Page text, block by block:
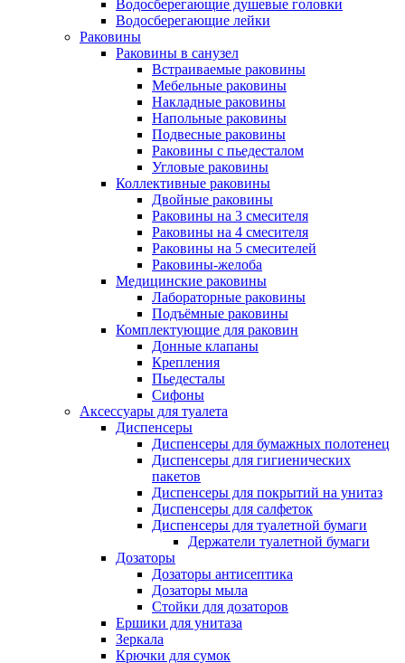
Водосберегающие душевые головки
Водосберегающие лейки
Раковины
Раковины в санузел
Встраиваемые раковины
Мебельные раковины
Накладные раковины
Напольные раковины
Подвесные раковины
Раковины с пьедесталом
Угловые раковины
Коллективные раковины
Двойные раковины
Раковины на 3 смесителя
Раковины на 4 смесителя
Раковины на 5 смесителей
Раковины-желоба
Медицинские раковины
Лабораторные раковины
Подъёмные раковины
Комплектующие для раковин
Донные клапаны
Крепления
Пьедесталы
Сифоны
Аксессуары для туалета
Диспенсеры
Диспенсеры для бумажных полотенец
Диспенсеры для гигиенических
пакетов
Диспенсеры для покрытий на унитаз
Диспенсеры для салфеток
Диспенсеры для туалетной бумаги
Держатели туалетной бумаги
Дозаторы
Дозаторы антисептика
Дозаторы мыла
Стойки для дозаторов
Ершики для унитаза
Зеркала
Крючки для сумок